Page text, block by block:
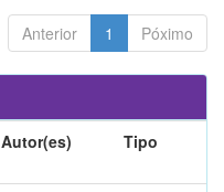
Anterior 1 Póximo
Autor(es) Tipo